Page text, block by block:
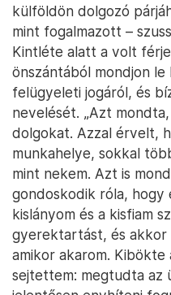
külföldön dolgozó
mint fogalmazott –
Kintléte alatt a volt
önszántából mondjon le
felügyeleti jogáról, és
nevelését. „Azt
dolgokat. Azzal érvelt,
munkahelye, sokkal
mint nekem. Azt is
gondoskodik róla, hogy
kislányom és a kisfiam
gyerektartást, és akkor
amikor akarom.
sejtettem: megtudta az